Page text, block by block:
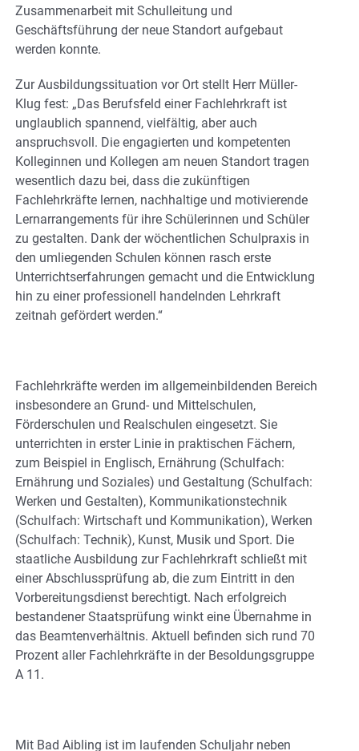
Zusammenarbeit mit Schulleitung und
Geschäftsführung der neue Standort aufgebaut
werden konnte.
Zur Ausbildungssituation vor Ort stellt Herr Müller-
Klug fest: „Das Berufsfeld einer Fachlehrkraft ist
unglaublich spannend, vielfältig, aber auch
anspruchsvoll. Die engagierten und kompetenten
Kolleginnen und Kollegen am neuen Standort tragen
wesentlich dazu bei, dass die zukünftigen
Fachlehrkräfte lernen, nachhaltige und motivierende
Lernarrangements für ihre Schülerinnen und Schüler
zu gestalten. Dank der wöchentlichen Schulpraxis in
den umliegenden Schulen können rasch erste
Unterrichtserfahrungen gemacht und die Entwicklung
hin zu einer professionell handelnden Lehrkraft
zeitnah gefördert werden.“
Fachlehrkräfte werden im allgemeinbildenden Bereich
insbesondere an Grund- und Mittelschulen,
Förderschulen und Realschulen eingesetzt. Sie
unterrichten in erster Linie in praktischen Fächern,
zum Beispiel in Englisch, Ernährung (Schulfach:
Ernährung und Soziales) und Gestaltung (Schulfach:
Werken und Gestalten), Kommunikationstechnik
(Schulfach: Wirtschaft und Kommunikation), Werken
(Schulfach: Technik), Kunst, Musik und Sport. Die
staatliche Ausbildung zur Fachlehrkraft schließt mit
einer Abschlussprüfung ab, die zum Eintritt in den
Vorbereitungsdienst berechtigt. Nach erfolgreich
bestandener Staatsprüfung winkt eine Übernahme in
das Beamtenverhältnis. Aktuell befinden sich rund 70
Prozent aller Fachlehrkräfte in der Besoldungsgruppe
A 11.
Mit Bad Aibling ist im laufenden Schuljahr neben